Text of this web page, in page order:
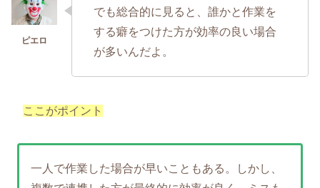
でも総合的に見ると、誰かと作業を
する癖をつけた方が効率の良い場合
が多いんだよ。
ここがポイント
一人で作業した場合が早いこともある。しかし、